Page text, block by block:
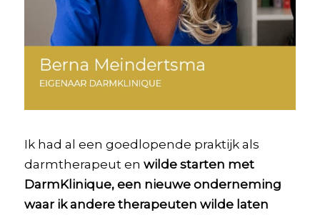
Ik had al een goedlopende praktijk als
darmtherapeut en wilde starten met
DarmKlinique, een nieuwe onderneming
waar ik andere therapeuten wilde laten